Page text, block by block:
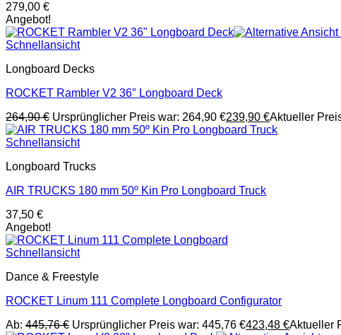
279,00 €
Angebot!
Schnellansicht
Longboard Decks
ROCKET Rambler V2 36″ Longboard Deck
264,90€ Ursprünglicher Preis war: 264,90 €239,90 €Aktueller
Schnellansicht
Longboard Trucks
AIR TRUCKS 180 mm 50º Kin Pro Longboard Truck
37,50 €
Angebot!
Schnellansicht
Dance & Freestyle
ROCKET Linum 111 Complete Longboard Configurator
Ab: 445,76€ Ursprünglicher Preis war: 445,76 €423,48 €Aktueller